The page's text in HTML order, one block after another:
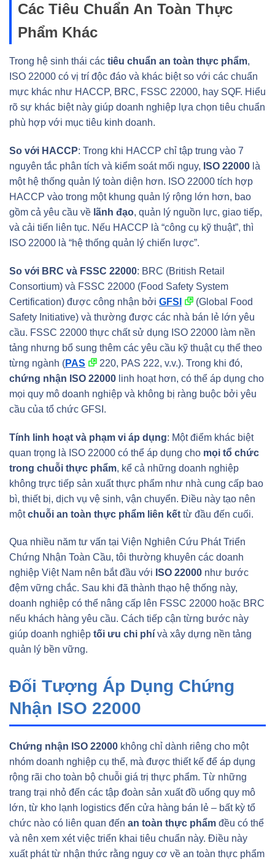
Các Tiêu Chuẩn An Toàn Thực
Phẩm Khác
Trong hệ sinh thái các tiêu chuẩn an toàn thực phẩm,
ISO 22000 có vị trí độc đáo và khác biệt so với các chuẩn
mực khác như HACCP, BRC, FSSC 22000, hay SQF. Hiểu
rõ sự khác biệt này giúp doanh nghiệp lựa chọn tiêu chuẩn
phù hợp với mục tiêu kinh doanh.
So với HACCP: Trong khi HACCP chỉ tập trung vào 7
nguyên tắc phân tích và kiểm soát mối nguy, ISO 22000 là
một hệ thống quản lý toàn diện hơn. ISO 22000 tích hợp
HACCP vào trong một khung quản lý rộng lớn hơn, bao
gồm cả yêu cầu về lãnh đạo, quản lý nguồn lực, giao tiếp,
và cải tiến liên tục. Nếu HACCP là “công cụ kỹ thuật”, thì
ISO 22000 là “hệ thống quản lý chiến lược”.
So với BRC và FSSC 22000: BRC (British Retail
Consortium) và FSSC 22000 (Food Safety System
Certification) được công nhận bởi GFSI
(Global Food
Safety Initiative) và thường được các nhà bán lẻ lớn yêu
cầu. FSSC 22000 thực chất sử dụng ISO 22000 làm nền
tảng nhưng bổ sung thêm các yêu cầu kỹ thuật cụ thể theo
từng ngành (PAS
220, PAS 222, v.v.). Trong khi đó,
chứng nhận ISO 22000 linh hoạt hơn, có thể áp dụng cho
mọi quy mô doanh nghiệp và không bị ràng buộc bởi yêu
cầu của tổ chức GFSI.
Tính linh hoạt và phạm vi áp dụng: Một điểm khác biệt
quan trọng là ISO 22000 có thể áp dụng cho mọi tổ chức
trong chuỗi thực phẩm, kể cả những doanh nghiệp
không trực tiếp sản xuất thực phẩm như nhà cung cấp bao
bì, thiết bị, dịch vụ vệ sinh, vận chuyển. Điều này tạo nên
mộtchuỗi an toàn thực phẩm liên kết từ đầu đến cuối.
Qua nhiều năm tư vấn tại Viện Nghiên Cứu Phát Triển
Chứng Nhận Toàn Cầu, tôi thường khuyên các doanh
nghiệp Việt Nam nên bắt đầu với ISO 22000 như bước
đệm vững chắc. Sau khi đã thành thạo hệ thống này,
doanh nghiệp có thể nâng cấp lên FSSC 22000 hoặc BRC
nếu khách hàng yêu cầu. Cách tiếp cận từng bước này
giúp doanh nghiệp tối ưu chi phí và xây dựng nền tảng
quản lý bền vững.
Đối Tượng Áp Dụng Chứng
Nhận ISO 22000
Chứng nhận ISO 22000 không chỉ dành riêng cho một
nhóm doanh nghiệp cụ thể, mà được thiết kế để áp dụng
rộng rãi cho toàn bộ chuỗi giá trị thực phẩm. Từ những
trang trại nhỏ đến các tập đoàn sản xuất đồ uống quy mô
lớn, từ kho lạnh logistics đến cửa hàng bán lẻ – bất kỳ tổ
chức nào có liên quan đến an toàn thực phẩm đều có thể
và nên xem xét việc triển khai tiêu chuẩn này. Điều này
xuất phát từ nhận thức rằng nguy cơ về an toàn thực phẩm